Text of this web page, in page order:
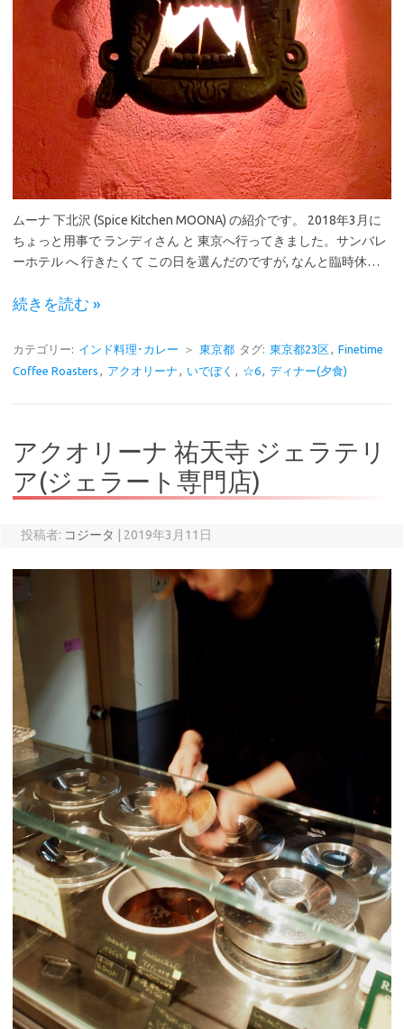
ムーナ 下北沢 (Spice Kitchen MOONA) の紹介です。 2018年3月に
ちょっと用事で ランディさん と 東京へ行ってきました。サンバレ
ーホテル へ 行きたくて この日を選んだのですが, なんと臨時休…
続きを読む »
カテゴリー: インド料理･カレー ＞ 東京都 タグ: 東京都23区, Finetime
Coffee Roasters , アクオリーナ , いでぼく , ☆6, ディナー(夕食)
アクオリーナ 祐天寺 ジェラテリ
ア(ジェラート専門店)
投稿者: コジータ 2019年3月11日